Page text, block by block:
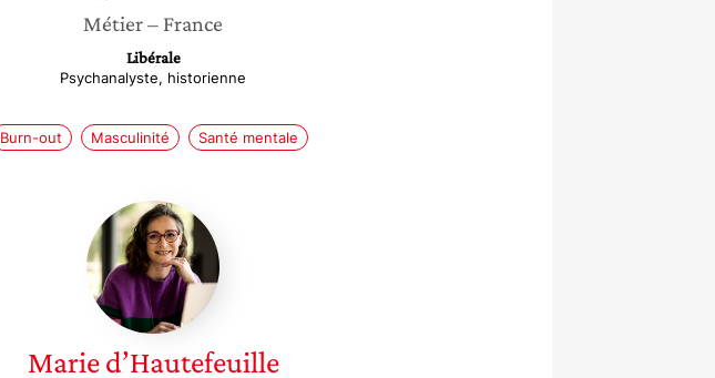
Métier– France
Libérale
Psychanalyste, historienne
Burn-out Masculinité Santé mentale
Marie
d’Hautefeuille
Marie d’Hautefeuille